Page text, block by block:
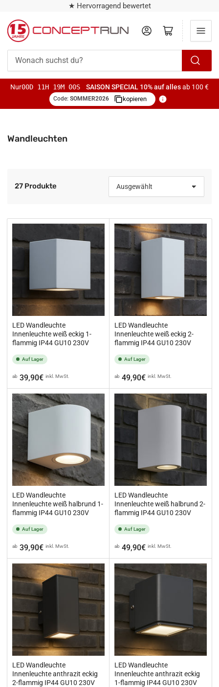
★ Hervorragend bewertet
suchst
AnmeldenMini-Warenkorb öffnen
Nur00D 11H 18M 59S SAISON SPECIAL 10% auf allesab 100 €
Code: SOMMER2026 kopieren
Wandleuchten
o
t
27 Produkte
LED Wandleuchte
Innenleuchte weiß eckig 1-
flammig IP44 GU10 230V
Auf Lager
Normaler
Preis
ab 39,90€ inkl. MwSt.
LED Wandleuchte
Innenleuchte weiß eckig 2-
flammig IP44 GU10 230V
Auf Lager
Normaler
Preis
ab 49,90€ inkl. MwSt.
LED Wandleuchte
Innenleuchte weiß halbrund 1-
flammig IP44 GU10 230V
Auf Lager
Normaler
Preis
ab 39,90€ inkl. MwSt.
LED Wandleuchte
Innenleuchte weiß halbrund 2-
flammig IP44 GU10 230V
Auf Lager
Normaler
Preis
ab 49,90€ inkl. MwSt.
LED Wandleuchte
Innenleuchte anthrazit eckig
2-flammig IP44 GU10 230V
LED Wandleuchte
Innenleuchte anthrazit eckig
1-flammig IP44 GU10 230V